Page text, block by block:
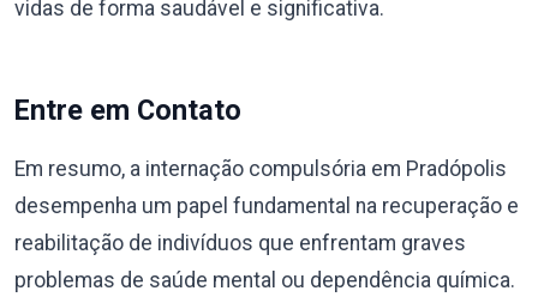
vidas de forma saudável e significativa.
Entre em Contato
Em resumo, a internação compulsória em Pradópolis
desempenha um papel fundamental na recuperação e
reabilitação de indivíduos que enfrentam graves
problemas de saúde mental ou dependência química.